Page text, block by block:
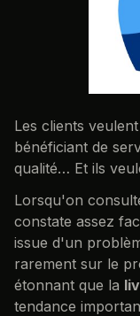
Les clients
bénéficiant de
qualité… Et ils
Lorsqu'on
constate assez
issue d'un
rarement sur le
étonnant que la
tendance